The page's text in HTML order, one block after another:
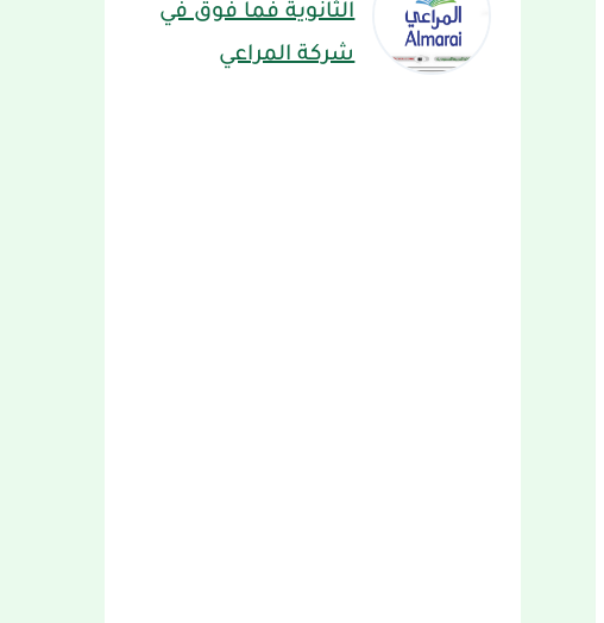
الثانوية فما فوق في
شركة المراعي